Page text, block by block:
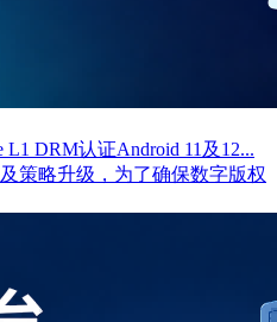
L1 DRM认证Android 11及12...
策略升级，为了确保数字版权